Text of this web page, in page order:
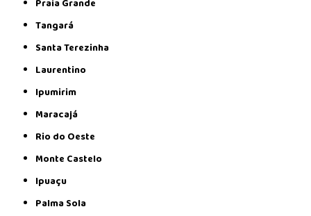
Praia Grande
Tangará
Santa Terezinha
Laurentino
Ipumirim
Maracajá
Rio do Oeste
Monte Castelo
Ipuaçu
Palma Sola